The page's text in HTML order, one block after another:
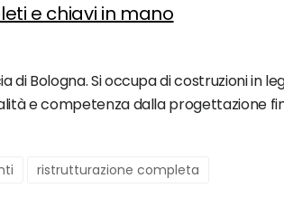
e chiavi in mano
Bologna. Si occupa di costruzioni in
e competenza dalla progettazione
ristrutturazione completa